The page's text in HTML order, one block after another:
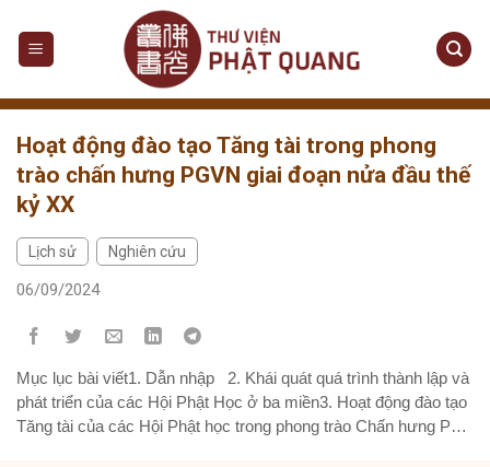
Hoạt động đào tạo Tăng tài trong phong
trào chấn hưng PGVN giai đoạn nửa đầu thế
kỷ XX
Lịch sử Nghiên cứu
06/09/2024
Mục lục bài viết1. Dẫn nhập 2. Khái quát quá trình thành lập và
phát triển của các Hội Phật Học ở ba miền3. Hoạt động đào tạo
Tăng tài của các Hội Phật học trong phong trào Chấn hưng Phật